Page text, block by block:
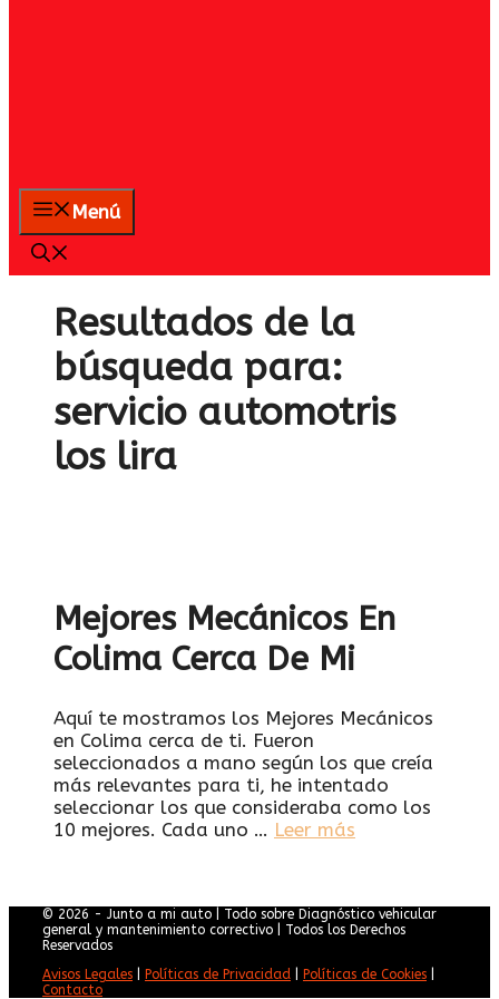
Menú
Resultados de la
búsqueda para:
servicio automotris
los lira
Mejores Mecánicos En
Colima Cerca De Mi
Aquí te mostramos los Mejores Mecánicos
en Colima cerca de ti. Fueron
seleccionados a mano según los que creía
más relevantes para ti, he intentado
seleccionar los que consideraba como los
10 mejores. Cada uno … Leer más
© 2026 - Junto a mi auto | Todo sobre Diagnóstico vehicular
general y mantenimiento correctivo | Todos los Derechos
Reservados
Avisos Legales
Políticas de Privacidad Políticas de Cookies
Contacto